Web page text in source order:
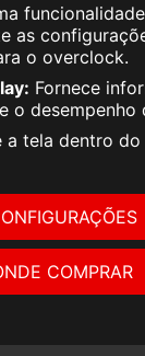
as
o overclock.
Fornece
o desempenho
a tela dentro
COMPRAR